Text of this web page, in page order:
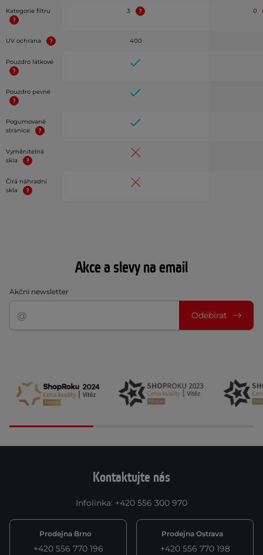
Kategorie filtru 3 0
UV ochrana 400
Pouzdro látkové
Pouzdro pevné
Pogumované
stranice
Vyměnitelná
skla
Čirá náhradní
skla
Akce a slevy na email
Akční newsletter
Odebírat
Kontaktujte nás
Infolinka: +420 556 300 970
Prodejna Brno
+420 556 770 196
Prodejna Ostrava
+420 556 770 198